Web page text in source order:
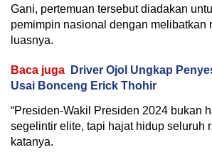
Gani, pertemuan tersebut diadakan
pemimpin nasional dengan melibatkan
luasnya.
Baca juga
Driver Ojol Ungkap
Usai Bonceng Erick Thohir
“Presiden-Wakil Presiden 2024 bukan
segelintir elite, tapi hajat hidup seluruh
katanya.